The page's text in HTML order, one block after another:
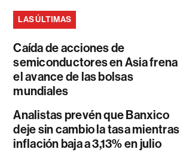
LAS ÚLTIMAS
Caída de acciones de
semiconductores en Asia frena
el avance de las bolsas
mundiales
Analistas prevén que Banxico
deje sin cambio la tasa mientras
inflación baja a 3,13% en julio